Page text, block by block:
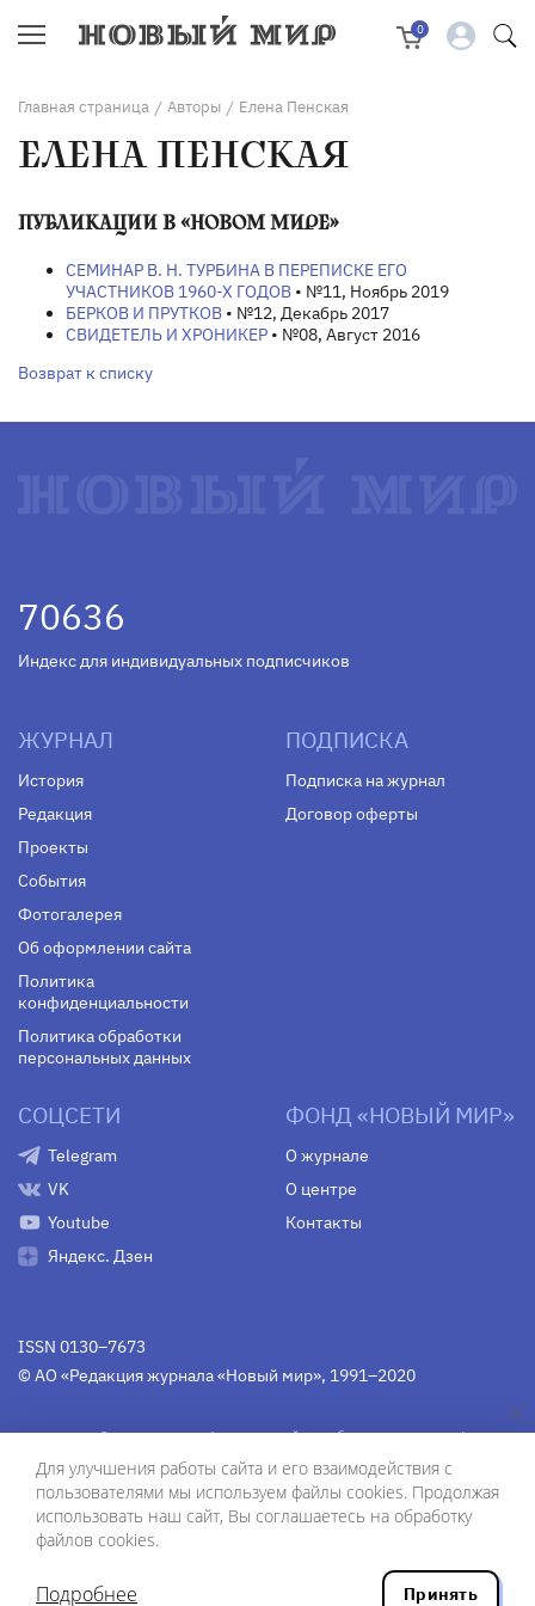
0
Главная страница / Авторы / Елена Пенская
ЕЛЕНА ПЕНСКАЯ
ПУБЛИКАЦИИ В «НОВОМ МИРЕ»
СЕМИНАР В. Н. ТУРБИНА В ПЕРЕПИСКЕ ЕГО
УЧАСТНИКОВ 1960-Х ГОДОВ • №11, Ноябрь 2019
БЕРКОВ И ПРУТКОВ • №12, Декабрь 2017
СВИДЕТЕЛЬ И ХРОНИКЕР • №08, Август 2016
Возврат к списку
70636
Индекс для индивидуальных подписчиков
ЖУРНАЛ
История
Редакция
Проекты
События
Фотогалерея
Об оформлении сайта
Политика
конфиденциальности
Политика обработки
персональных данных
ПОДПИСКА
Подписка на журнал
Договор оферты
СОЦСЕТИ
Telegram
VK
Youtube
Яндекс. Дзен
ФОНД «НОВЫЙ МИР»
О журнале
О центре
Контакты
ISSN 0130–7673
© АО «Редакция журнала «Новый мир», 1991–2020
Свидетельство Федеральной службы по надзору в сфере
коммуникаций средства массовой информации
(Роскомнадзор)ПИ № Фс 77-75754 от 13 июня 2019 г.
Разработка сайта — ООО «Инфодизайн»
Для улучшения работы сайта и его взаимодействия с
пользователями мы используем файлы cookies. Продолжая
использовать наш сайт, Вы соглашаетесь на обработку
файлов cookies.
Подробнее Принять